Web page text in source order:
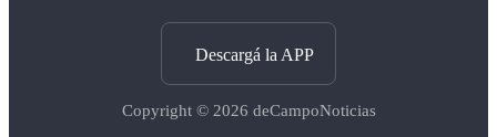
Descargá la APP
Copyright © 2026 deCampoNoticias